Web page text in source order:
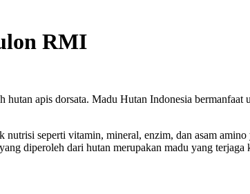
RMI
apis dorsata. Madu Hutan Indonesia bermanfaat
seperti vitamin, mineral, enzim, dan asam
diperoleh dari hutan merupakan madu yang